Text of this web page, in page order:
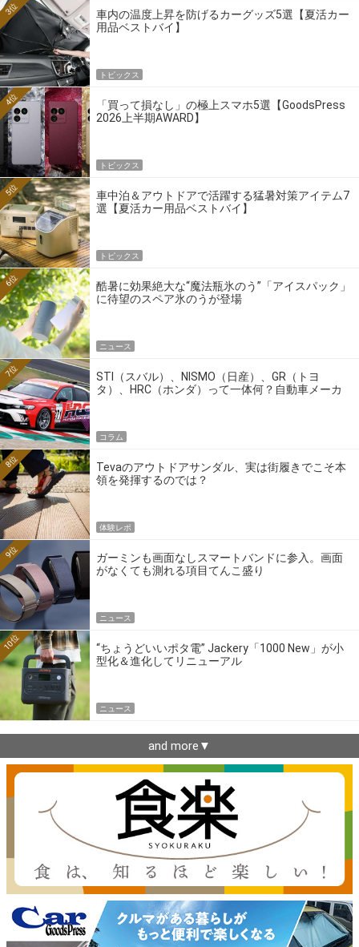
車内の温度上昇を防げるカーグッズ5選【夏活カー
用品ベストバイ】
3位
トピックス
「買って損なし」の極上スマホ5選【GoodsPress
2026上半期AWARD】
4位
トピックス
車中泊＆アウトドアで活躍する猛暑対策アイテム7
選【夏活カー用品ベストバイ】
5位
トピックス
酷暑に効果絶大な“魔法瓶氷のう”「アイスパック」
に待望のスペア氷のうが登場
6位
ニュース
STI（スバル）、NISMO（日産）、GR（トヨ
タ）、HRC（ホンダ）って一体何？自動車メーカ
7位
コラム
Tevaのアウトドアサンダル、実は街履きでこそ本
領を発揮するのでは？
8位
体験レポ
ガーミンも画面なしスマートバンドに参入。画面
がなくても測れる項目てんこ盛り
9位
ニュース
“ちょうどいいポタ電” Jackery「1000 New」が小
型化＆進化してリニューアル
10位
ニュース
and more▼